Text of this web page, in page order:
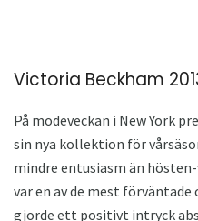
Victoria Beckham
På modeveckan i New York
sin nya kollektion för
mindre entusiasm än
var en av de mest
gjorde ett positivt intryck